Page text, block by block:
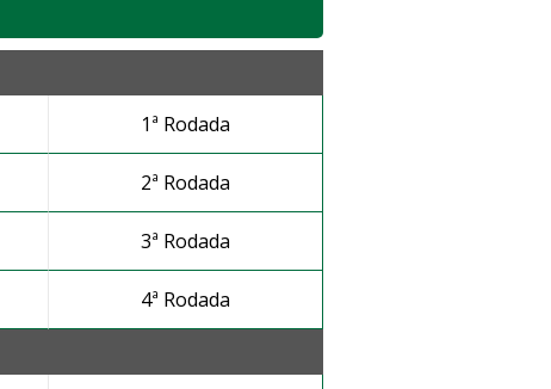
1ª Rodada
2ª Rodada
3ª Rodada
4ª Rodada